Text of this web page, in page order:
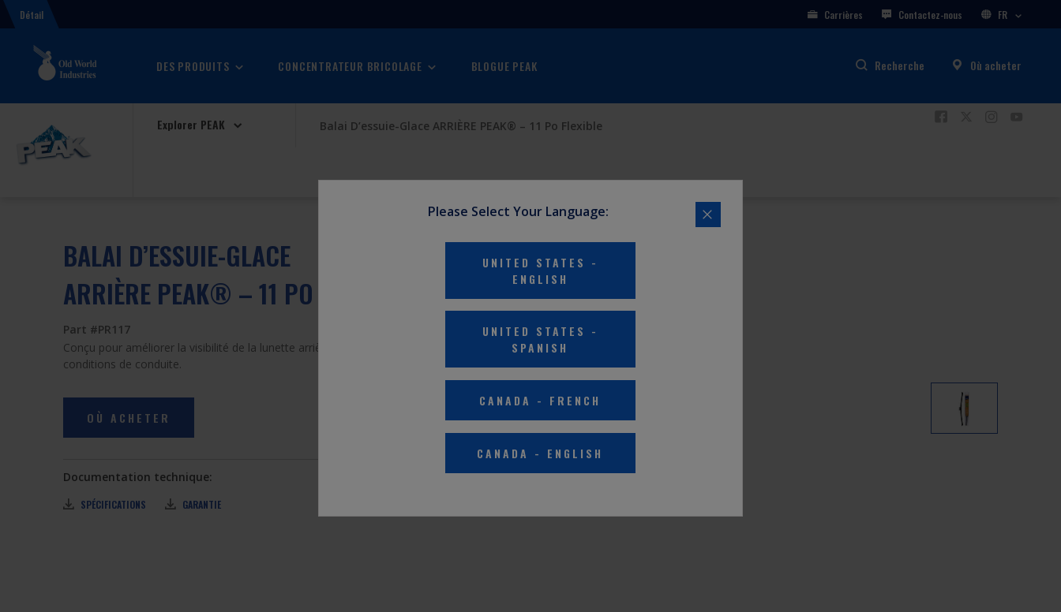
Please Select Your Language:
UNITED STATES -
ENGLISH
UNITED STATES -
SPANISH
CANADA - FRENCH
CANADA - ENGLISH
Détail Carrières Contactez-nous FR
DES PRODUITS CONCENTRATEUR BRICOLAGE BLOGUE PEAK Recherche Où acheter
Explorer PEAK Balai D’essuie-Glace ARRIÈRE PEAK® – 11 Po Flexible
BALAI D’ESSUIE-GLACE
ARRIÈRE PEAK® – 11 PO FLEXIBLE
Part #PR117
Conçu pour améliorer la visibilité de la lunette arrière dans toutes les
conditions de conduite.
OÙ ACHETER
Documentation technique:
SPÉCIFICATIONS GARANTIE